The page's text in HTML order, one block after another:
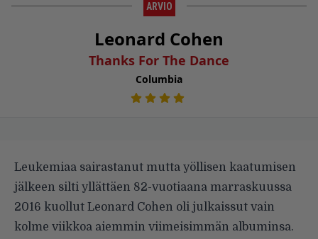
ARVIO
Leonard Cohen
Thanks For The Dance
Columbia
Leukemiaa sairastanut mutta yöllisen kaatumisen
jälkeen silti yllättäen 82-vuotiaana marraskuussa
2016 kuollut Leonard Cohen oli julkaissut vain
kolme viikkoa aiemmin viimeisimmän albuminsa.